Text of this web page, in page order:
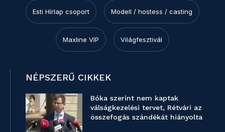
Esti Hírlap csoport Modell / hostess / casting
Maxline VIP Világfesztivál
NÉPSZERŰ CIKKEK
Bóka szerint nem kaptak
válságkezelési tervet, Rétvári az
összefogás szándékát hiányolta